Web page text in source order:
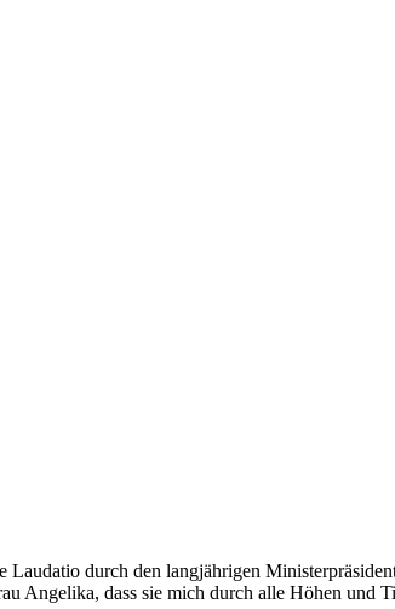
durch den langjährigen
Angelika, dass sie mich durch alle Höhen und